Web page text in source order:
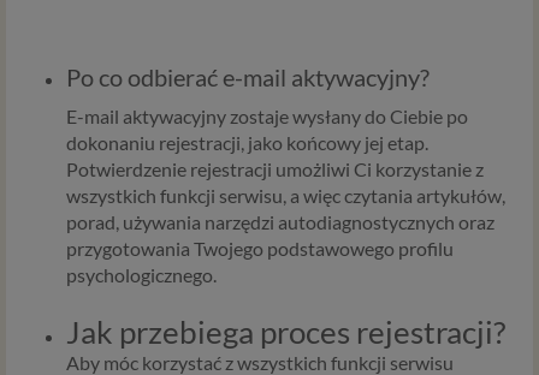
Po co odbierać e-mail aktywacyjny?
E-mail aktywacyjny zostaje wysłany do Ciebie po
dokonaniu rejestracji, jako końcowy jej etap.
Potwierdzenie rejestracji umożliwi Ci korzystanie z
wszystkich funkcji serwisu, a więc czytania artykułów,
porad, używania narzędzi autodiagnostycznych oraz
przygotowania Twojego podstawowego profilu
psychologicznego.
Jak przebiega proces rejestracji?
Aby móc korzystać z wszystkich funkcji serwisu